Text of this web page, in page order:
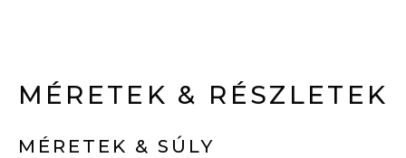
MÉRETEK & RÉSZLETEK
MÉRETEK & SÚLY